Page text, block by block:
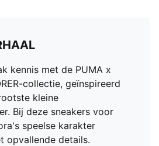
kennis met de PUMA x
collectie, geïnspireerd
kleine
Bij deze sneakers voor
speelse karakter
opvallende details.